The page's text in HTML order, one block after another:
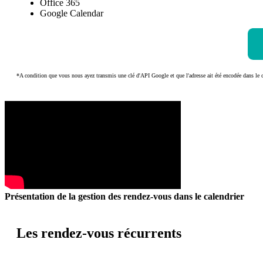
Office 365
Google Calendar
*A condition que vous nous ayez transmis une clé d'API Google et que l'adresse ait été encodée dans
Présentation de la gestion des rendez-vous dans le calendrier
Les rendez-vous récurrents